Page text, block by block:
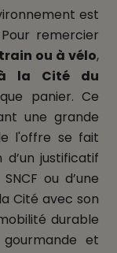
est
remercier
ou à vélo,
la Cité du
panier. Ce
une grande
l'offre se fait
justificatif
ou d’une
Cité avec son
durable
et